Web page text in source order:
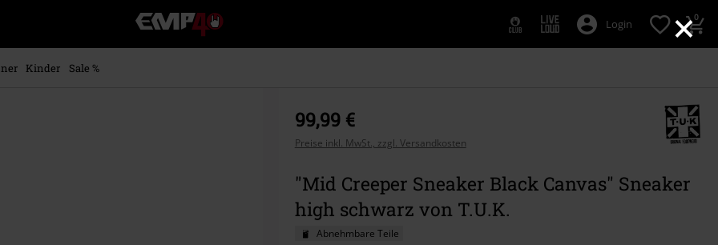
×
EMP
Merchandise
-
Login 0
Kinder
Sale %
99,99 €
Preise inkl. MwSt., zzgl. Versandkosten
"Mid Creeper Sneaker Black Canvas" Sneaker
high schwarz von T.U.K.
Abnehmbare Teile